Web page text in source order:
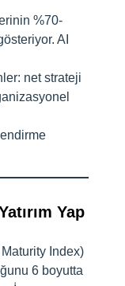
%70-
AI
net strateji
Yap
Maturity Index)
6 boyutta